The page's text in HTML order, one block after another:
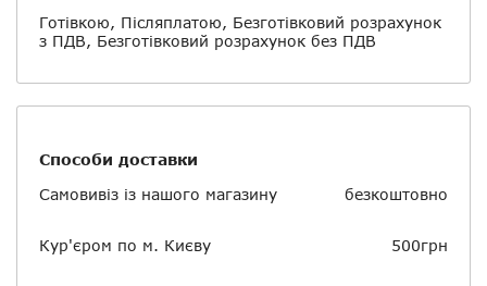
Готівкою, Післяплатою, Безготівковий розрахунок
з ПДВ, Безготівковий розрахунок без ПДВ
Способи доставки
Самовивіз із нашого магазину
безкоштовно
Кур'єром по м. Києву 500грн